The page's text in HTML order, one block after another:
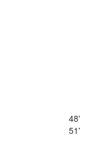
48'
51'